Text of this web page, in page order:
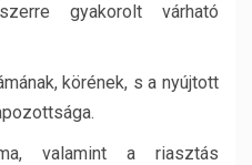
gyakorolt várható
körének, s a nyújtott
valamint a riasztás